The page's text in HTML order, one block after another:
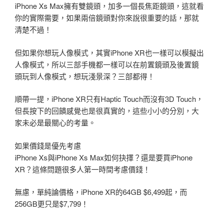
iPhone Xs Max擁有雙鏡頭，加多一個長焦距鏡頭，這就看
你的實際需要，如果兩倍鏡頭對你來說很重要的話，那就
清楚不過！
但如果你想玩人像模式，其實iPhone XR也一樣可以模擬出
人像模式，所以三部手機都一樣可以在前置鏡頭及後置鏡
頭玩到人像模式，想玩淺景深？三部都得！
順帶一提，iPhone XR只有Haptic Touch而沒有3D Touch，
但長按下的回饋感覺也是很真實的，這些小小的分別，大
家未必是最關心的考量。
如果價錢是優先考慮
iPhone Xs與iPhone Xs Max如何抉擇？還是要買iPhone
XR？這條問題很多人第一時間考慮價錢！
無慮，單純論價格，iPhone XR的64GB $6,499起，而
256GB更只是$7,799！